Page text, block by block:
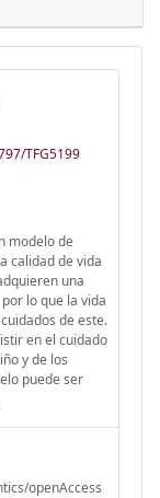
TFG5199
modelo de
calidad de vida
una
lo que la vida
de este.
en el cuidado
y de los
puede ser
openAccess